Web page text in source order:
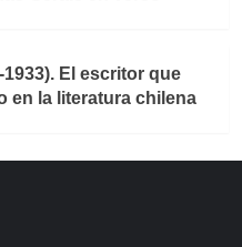
El escritor que
en la literatura chilena